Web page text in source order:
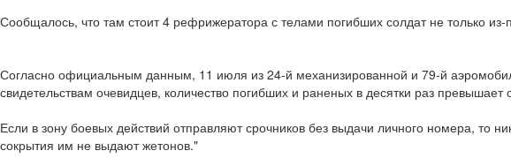
Сообщалось, что там стоит 4 рефрижератора с телами погибших солдат не только
Согласно официальным данным, 11 июля из 24-й механизированной и 79-й
свидетельствам очевидцев, количество погибших и раненых в десятки раз
Если в зону боевых действий отправляют срочников без выдачи личного номера, то
сокрытия им не выдают жетонов."